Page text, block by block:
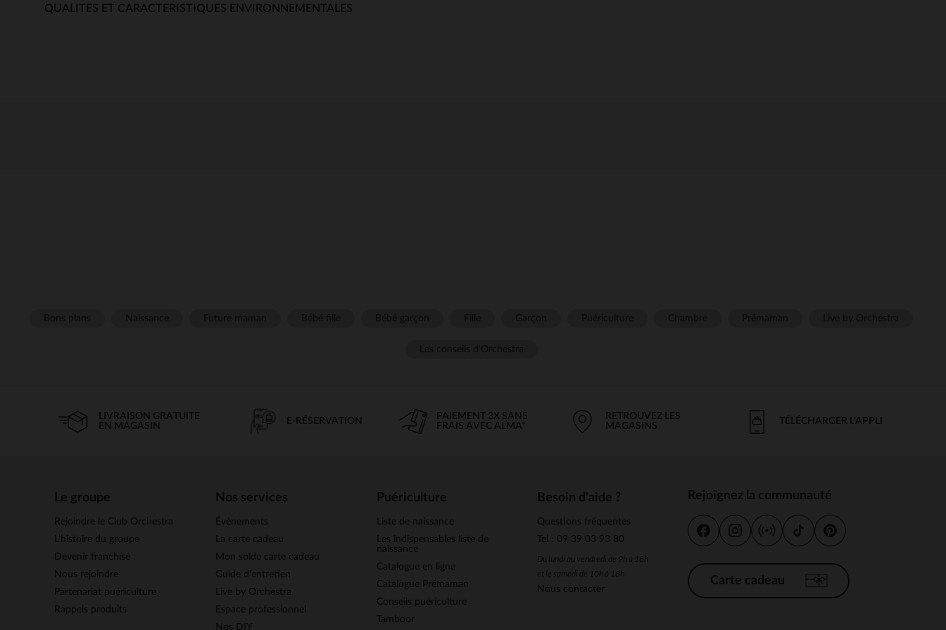
QUALITES ET CARACTERISTIQUES ENVIRONNEMENTALES
LIVRAISON GRATUITE
EN MAGASIN
E-RÉSERVATION
PAIEMENT 3X SANS
FRAIS AVEC ALMA*
RETROUVEZ LES
MAGASINS
TÉLÉCHARGER L'APPLI
Le groupe
Rejoindre le Club Orchestra
L’histoire du groupe
Devenir franchisé
Nous rejoindre
Partenariat puériculture
Rappels produits
Nos services
Évènements
La carte cadeau
Mon solde carte cadeau
Guide d'entretien
Live by Orchestra
Espace professionnel
Nos DIY
Puériculture
Liste de naissance
Les indispensables liste de
naissance
Catalogue en ligne
Catalogue Prémaman
Conseils puériculture
Tamboor
Besoin d'aide ?
Questions fréquentes
Tel : 09 39 03 93 80
Du lundi au vendredi de 9h à 18h
et le samedi de 10h à 18h
Nous contacter
Rejoignez la communauté
Carte cadeau